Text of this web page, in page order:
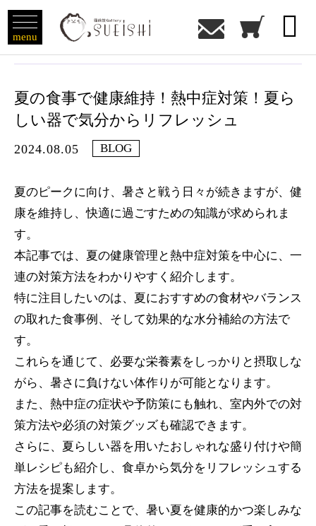
menu 
夏の食事で健康維持！熱中症対策！夏ら
しい器で気分からリフレッシュ
2024.08.05 BLOG
夏のピークに向け、暑さと戦う日々が続きますが、健
康を維持し、快適に過ごすための知識が求められま
す。
本記事では、夏の健康管理と熱中症対策を中心に、一
連の対策方法をわかりやすく紹介します。
特に注目したいのは、夏におすすめの食材やバランス
の取れた食事例、そして効果的な水分補給の方法で
す。
これらを通じて、必要な栄養素をしっかりと摂取しな
がら、暑さに負けない体作りが可能となります。
また、熱中症の症状や予防策にも触れ、室内外での対
策方法や必須の対策グッズも確認できます。
さらに、夏らしい器を用いたおしゃれな盛り付けや簡
単レシピも紹介し、食卓から気分をリフレッシュする
方法を提案します。
この記事を読むことで、暑い夏を健康的かつ楽しみな